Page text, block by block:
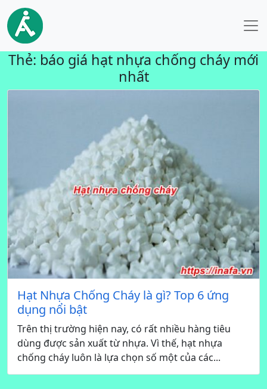
Thẻ: báo giá hạt nhựa chống cháy mới
nhất
Hạt Nhựa Chống Cháy là gì? Top 6 ứng
dụng nổi bật
Trên thị trường hiện nay, có rất nhiều hàng tiêu
dùng được sản xuất từ nhựa. Vì thế, hạt nhựa
chống cháy luôn là lựa chọn số một của các...